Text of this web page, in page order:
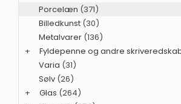
Porcelæn (371)
Billedkunst (30)
Metalvarer (136)
+
Fyldepenne og andre
Varia (31)
Sølv (26)
+
Glas (264)